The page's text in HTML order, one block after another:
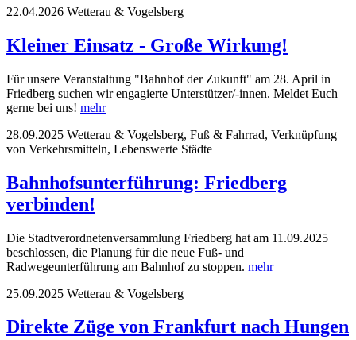
22.04.2026 Wetterau & Vogelsberg
Kleiner Einsatz - Große Wirkung!
Für unsere Veranstaltung "Bahnhof der Zukunft" am 28. April in
Friedberg suchen wir engagierte Unterstützer/-innen. Meldet Euch
gerne bei uns! mehr
28.09.2025 Wetterau & Vogelsberg, Fuß & Fahrrad, Verknüpfung
von Verkehrsmitteln, Lebenswerte Städte
Bahnhofsunterführung: Friedberg
verbinden!
Die Stadtverordnetenversammlung Friedberg hat am 11.09.2025
beschlossen, die Planung für die neue Fuß- und
Radwegeunterführung am Bahnhof zu stoppen. mehr
25.09.2025 Wetterau & Vogelsberg
Direkte Züge von Frankfurt nach Hungen